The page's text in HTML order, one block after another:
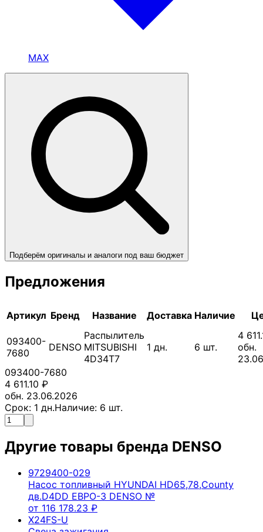
MAX
Подберём оригиналы и аналоги под ваш бюджет
Предложения
Артикул Бренд Название Доставка Наличие
093400-
7680
DENSO
Распылитель
MITSUBISHI
4D34T7
1 дн. 6 шт.
4
обн.
093400-7680
4 611.10 ₽
обн. 23.06.2026
Срок: 1 дн.Наличие: 6 шт.
Другие товары бренда DENSO
9729400-029
Насос топливный HYUNDAI HD65,78,County
дв.D4DD ЕВРО-3 DENSO №
от 116 178.23 ₽
X24FS-U